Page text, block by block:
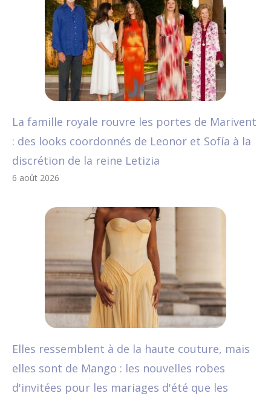
La famille royale rouvre les portes de Marivent
: des looks coordonnés de Leonor et Sofía à la
discrétion de la reine Letizia
6 août 2026
Elles ressemblent à de la haute couture, mais
elles sont de Mango : les nouvelles robes
d'invitées pour les mariages d'été que les